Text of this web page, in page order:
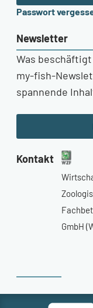
Passwort
Newsletter
Was
my-fish-
spannende
Kontakt
GmbH